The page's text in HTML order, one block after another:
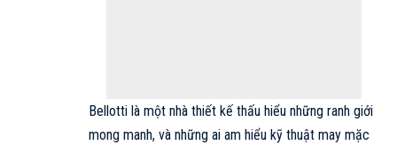
Bellotti là một nhà thiết kế thấu hiểu những ranh giới
mong manh, và những ai am hiểu kỹ thuật may mặc